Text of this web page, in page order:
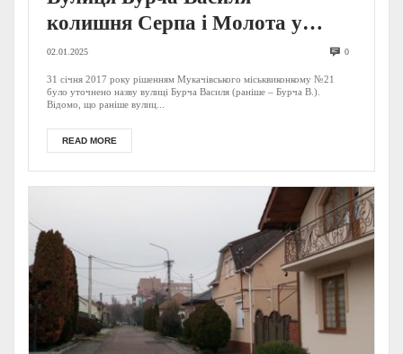
колишня Серпа і Молота у
Мукачеві
02.01.2025 0
31 січня 2017 року рішенням Мукачівського міськвиконкому №21
було уточнено назву вулиці Бурча Василя (раніше – Бурча В.).
Відомо, що раніше вулиц...
READ MORE